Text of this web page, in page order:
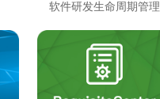
软件研发生命周期管理